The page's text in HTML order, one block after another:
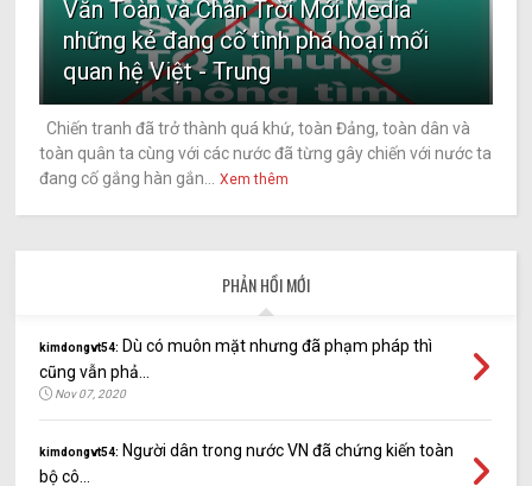
Văn Toàn và Chân Trời Mới Media
những kẻ đang cố tình phá hoại mối
quan hệ Việt - Trung
Chiến tranh đã trở thành quá khứ, toàn Đảng, toàn dân và
toàn quân ta cùng với các nước đã từng gây chiến với nước ta
đang cố gắng hàn gắn...
Xem thêm
PHẢN HỒI MỚI
kimdongvt54: Dù có muôn mặt nhưng đã phạm pháp thì
cũng vẫn phả...
Nov 07, 2020
kimdongvt54: Người dân trong nước VN đã chứng kiến toàn
bộ cô...